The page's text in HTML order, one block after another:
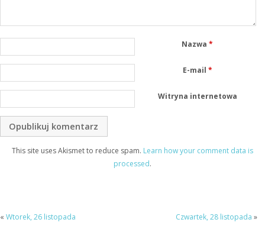
Nazwa*
E-mail *
Witryna internetowa
This site uses Akismet to reduce spam. Learn how your comment data is
processed.
« Wtorek, 26 listopada Czwartek, 28 listopada »